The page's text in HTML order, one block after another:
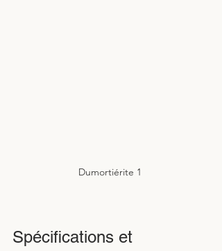
Dumortiérite 1
Spécifications et